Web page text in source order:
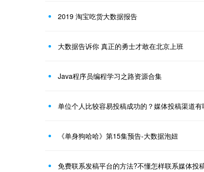
2019 淘宝吃货大数据报告
大数据告诉你 真正的勇士才敢在北京上班
Java程序员编程学习之路资源合集
单位个人比较容易投稿成功的？媒体投稿渠道有
《单身狗哈哈》第15集预告-大数据泡妞
免费联系发稿平台的方法?不懂怎样联系媒体投